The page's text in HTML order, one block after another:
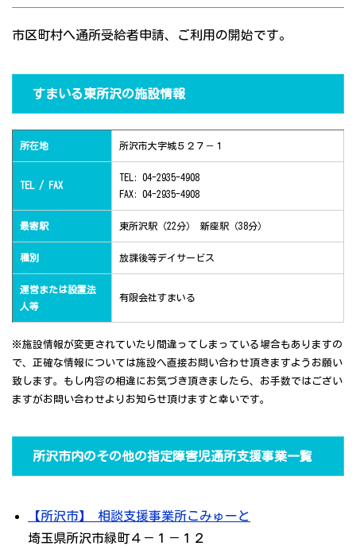
市区町村へ通所受給者申請、ご利用の開始です。
すまいる東所沢の施設情報
所在地 所沢市大字城５２７－１
TEL / FAX
TEL: 04-2935-4908
FAX: 04-2935-4908
最寄駅 東所沢駅（22分） 新座駅（38分）
種別 放課後等デイサービス
運営または設置法
人等
有限会社すまいる
※施設情報が変更されていたり間違ってしまっている場合もありますの
で、正確な情報については施設へ直接お問い合わせ頂きますようお願い
致します。もし内容の相違にお気づき頂きましたら、お手数ではござい
ますがお問い合わせよりお知らせ頂けますと幸いです。
所沢市内のその他の指定障害児通所支援事業一覧
【所沢市】 相談支援事業所こみゅーと
埼玉県所沢市緑町４－１－１２